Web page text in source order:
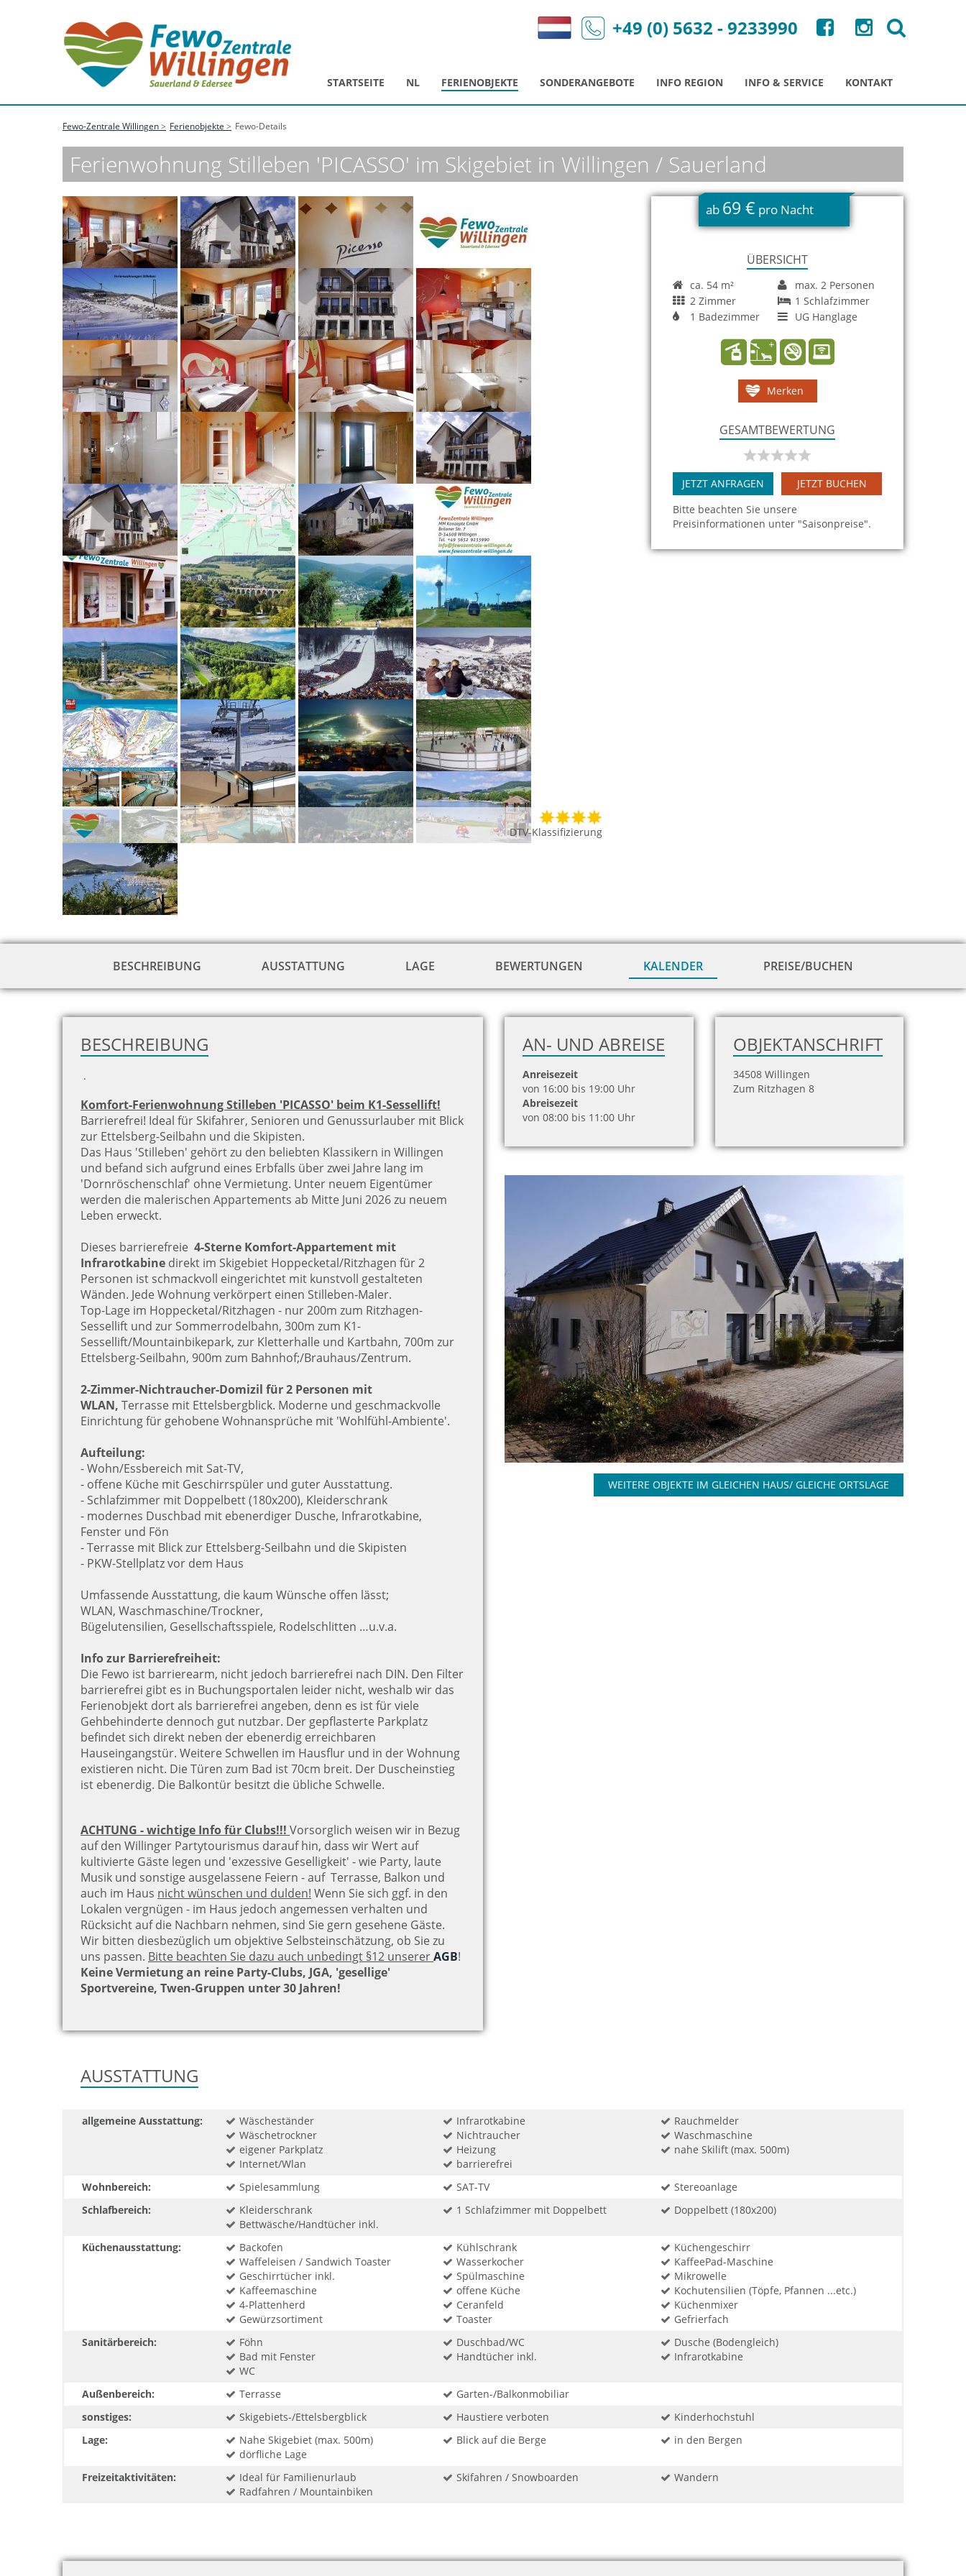
STARTSEITE NL FERIENOBJEKTE SONDERANGEBOTE INFO REGION INFO & SERVICE KONTAKT
+49 (0) 5632 - 9233990
Fewo-Zentrale Willingen Ferienobjekte Fewo-Details
Ferienwohnung Stilleben 'PICASSO' im Skigebiet in Willingen / Sauerland
DTV-Klassifizierung
ab 69 € pro Nacht
ÜBERSICHT
ca. 54 m²
max. 2 Personen
2 Zimmer
1 Schlafzimmer
1 Badezimmer
UG Hanglage
Merken
GESAMTBEWERTUNG
JETZT ANFRAGEN
JETZT BUCHEN
Bitte beachten Sie unsere
Preisinformationen unter "Saisonpreise".
BESCHREIBUNG AUSSTATTUNG LAGE BEWERTUNGEN KALENDER PREISE/BUCHEN
BESCHREIBUNG
.
Komfort-Ferienwohnung Stilleben 'PICASSO' beim K1-Sessellift!
Barrierefrei! Ideal für Skifahrer, Senioren und Genussurlauber mit Blick
zur Ettelsberg-Seilbahn und die Skipisten.
Das Haus 'Stilleben' gehört zu den beliebten Klassikern in Willingen
und befand sich aufgrund eines Erbfalls über zwei Jahre lang im
'Dornröschenschlaf' ohne Vermietung. Unter neuem Eigentümer
werden die malerischen Appartements ab Mitte Juni 2026 zu neuem
Leben erweckt.
Dieses barrierefreie 4-Sterne Komfort-Appartement mit
Infrarotkabine direkt im Skigebiet Hoppecketal/Ritzhagen für 2
Personen ist schmackvoll eingerichtet mit kunstvoll gestalteten
Wänden. Jede Wohnung verkörpert einen Stilleben-Maler.
Top-Lage im Hoppecketal/Ritzhagen - nur 200m zum Ritzhagen-
Sessellift und zur Sommerrodelbahn, 300m zum K1-
Sessellift/Mountainbikepark, zur Kletterhalle und Kartbahn, 700m zur
Ettelsberg-Seilbahn, 900m zum Bahnhof;/Brauhaus/Zentrum.
2-Zimmer-Nichtraucher-Domizil für 2 Personen mit
WLAN, Terrasse mit Ettelsbergblick. Moderne und geschmackvolle
Einrichtung für gehobene Wohnansprüche mit 'Wohlfühl-Ambiente'.
Aufteilung:
- Wohn/Essbereich mit Sat-TV,
- offene Küche mit Geschirrspüler und guter Ausstattung.
- Schlafzimmer mit Doppelbett (180x200), Kleiderschrank
- modernes Duschbad mit ebenerdiger Dusche, Infrarotkabine,
Fenster und Fön
- Terrasse mit Blick zur Ettelsberg-Seilbahn und die Skipisten
- PKW-Stellplatz vor dem Haus
Umfassende Ausstattung, die kaum Wünsche offen lässt;
WLAN, Waschmaschine/Trockner,
Bügelutensilien, Gesellschaftsspiele, Rodelschlitten …u.v.a.
Info zur Barrierefreiheit:
Die Fewo ist barrierearm, nicht jedoch barrierefrei nach DIN. Den Filter
barrierefrei gibt es in Buchungsportalen leider nicht, weshalb wir das
Ferienobjekt dort als barrierefrei angeben, denn es ist für viele
Gehbehinderte dennoch gut nutzbar. Der gepflasterte Parkplatz
befindet sich direkt neben der ebenerdig erreichbaren
Hauseingangstür. Weitere Schwellen im Hausflur und in der Wohnung
existieren nicht. Die Türen zum Bad ist 70cm breit. Der Duscheinstieg
ist ebenerdig. Die Balkontür besitzt die übliche Schwelle.
ACHTUNG - wichtige Info für Clubs!!! Vorsorglich weisen wir in Bezug
auf den Willinger Partytourismus darauf hin, dass wir Wert auf
kultivierte Gäste legen und 'exzessive Geselligkeit' - wie Party, laute
Musik und sonstige ausgelassene Feiern - auf Terrasse, Balkon und
auch im Haus nicht wünschen und dulden! Wenn Sie sich ggf. in den
Lokalen vergnügen - im Haus jedoch angemessen verhalten und
Rücksicht auf die Nachbarn nehmen, sind Sie gern gesehene Gäste.
Wir bitten diesbezüglich um objektive Selbsteinschätzung, ob Sie zu
uns passen. Bitte beachten Sie dazu auch unbedingt §12 unsererAGB!
Keine Vermietung an reine Party-Clubs, JGA, 'gesellige'
Sportvereine, Twen-Gruppen unter 30 Jahren!
AN- UND ABREISE
Anreisezeit
von 16:00 bis 19:00 Uhr
Abreisezeit
von 08:00 bis 11:00 Uhr
OBJEKTANSCHRIFT
34508 Willingen
Zum Ritzhagen 8
WEITERE OBJEKTE IM GLEICHEN HAUS/ GLEICHE ORTSLAGE
zur
AUSSTATTUNG
allgemeine Ausstattung: Wäscheständer Infrarotkabine
Rauchmelder
Wäschetrockner
Nichtraucher
Waschmaschine
eigener Parkplatz
Heizung
nahe Skilift (max. 500m)
Internet/Wlan
barrierefrei
Wohnbereich:
Spielesammlung SAT-TV
Stereoanlage
Schlafbereich:
Kleiderschrank 1 Schlafzimmer mit Doppelbett
Doppelbett (180x200)
Bettwäsche/Handtücher inkl.
Küchenausstattung:
Backofen Kühlschrank
Küchengeschirr
Waffeleisen / Sandwich Toaster
Wasserkocher
KaffeePad-Maschine
Geschirrtücher inkl.
Spülmaschine
Mikrowelle
Kaffeemaschine
offene Küche
Kochutensilien (Töpfe, Pfannen ...etc.)
4-Plattenherd
Ceranfeld
Küchenmixer
Gewürzsortiment
Toaster
Gefrierfach
Sanitärbereich:
Föhn Duschbad/WC
Dusche (Bodengleich)
Bad mit Fenster
Handtücher inkl.
Infrarotkabine
WC
Außenbereich:
Terrasse
Garten-/Balkonmobiliar
sonstiges:
Skigebiets-/Ettelsbergblick Haustiere verboten
Kinderhochstuhl
Lage:
Nahe Skigebiet (max. 500m) Blick auf die Berge
in den Bergen
dörfliche Lage
Freizeitaktivitäten:
Ideal für Familienurlaub Skifahren / Snowboarden
Wandern
Radfahren / Mountainbiken